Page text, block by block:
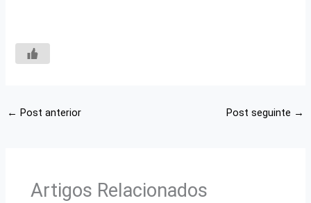
← Post anterior Post seguinte →
Artigos Relacionados